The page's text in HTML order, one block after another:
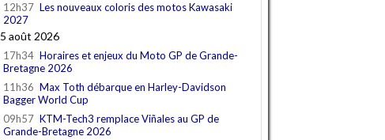
12h37 Les nouveaux coloris des motos Kawasaki
2027
5 août 2026
17h34 Horaires et enjeux du Moto GP de Grande-
Bretagne 2026
11h36 Max Toth débarque en Harley-Davidson
Bagger World Cup
09h57 KTM-Tech3 remplace Viñales au GP de
Grande-Bretagne 2026